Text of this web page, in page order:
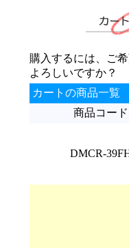
購入するには、ご
よろしいですか？
カートの商品一覧
商品コード
DMCR-